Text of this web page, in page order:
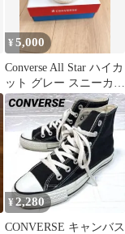
¥5,000
Converse All Star ハイカ
ット グレー スニーカ
ー 新品
¥2,280
CONVERSE キャンバス